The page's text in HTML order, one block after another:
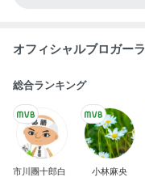
オフィシャルブロガー
総合ランキング
市川團十郎白
小林麻央